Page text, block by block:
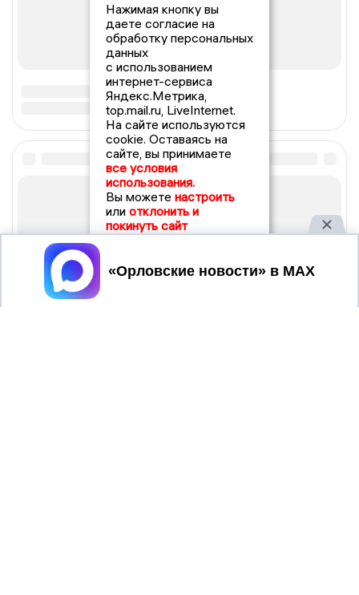
Нажимая кнопку вы
даете согласие на
обработку персональных
данных
с использованием
интернет-сервиса
Яндекс.Метрика,
top.mail.ru, LiveInternet.
На сайте используются
cookie. Оставаясь на
сайте, вы принимаете
все условия
использования.
Вы можете настроить
или отклонить и
покинуть сайт
Принять